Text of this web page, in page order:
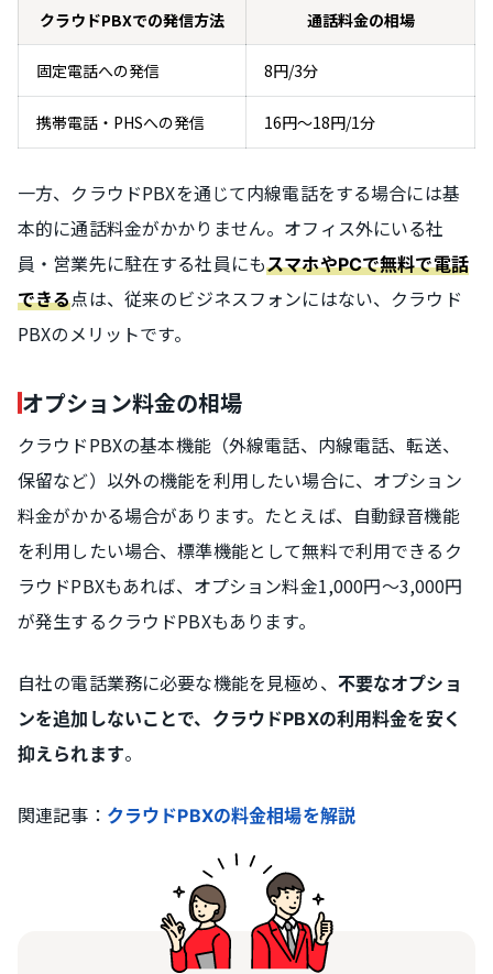
クラウドPBXでの発信方法 通話料金の相場
固定電話への発信 8円/3分
携帯電話・PHSへの発信 16円〜18円/1分
一方、クラウドPBXを通じて内線電話をする場合には基
本的に通話料金がかかりません。オフィス外にいる社
員・営業先に駐在する社員にもスマホやPCで無料で電話
できる点は、従来のビジネスフォンにはない、クラウド
PBXのメリットです。
オプション料金の相場
クラウドPBXの基本機能（外線電話、内線電話、転送、
保留など）以外の機能を利用したい場合に、オプション
料金がかかる場合があります。たとえば、自動録音機能
を利用したい場合、標準機能として無料で利用できるク
ラウドPBXもあれば、オプション料金1,000円～3,000円
が発生するクラウドPBXもあります。
自社の電話業務に必要な機能を見極め、 不要なオプショ
ンを追加しないことで、クラウドPBXの利用料金を安く
抑えられます。
関連記事： クラウドPBXの料金相場を解説